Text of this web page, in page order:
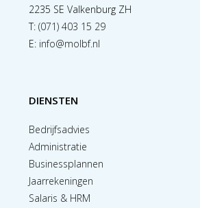
2235 SE Valkenburg ZH
T:(071) 403 15 29
E: info@molbf.nl
DIENSTEN
Bedrijfsadvies
Administratie
Businessplannen
Jaarrekeningen
Salaris & HRM